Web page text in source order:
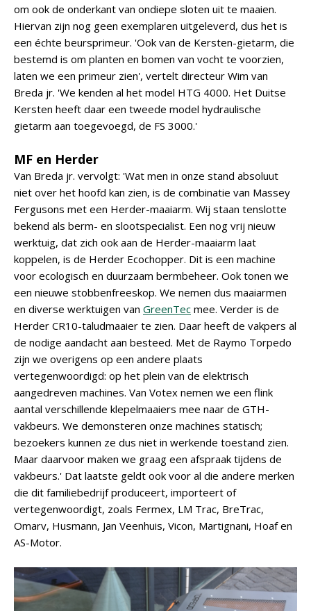
om ook de onderkant van ondiepe sloten uit te maaien.
Hiervan zijn nog geen exemplaren uitgeleverd, dus het is
een échte beursprimeur. 'Ook van de Kersten-gietarm, die
bestemd is om planten en bomen van vocht te voorzien,
laten we een primeur zien', vertelt directeur Wim van
Breda jr. 'We kenden al het model HTG 4000. Het Duitse
Kersten heeft daar een tweede model hydraulische
gietarm aan toegevoegd, de FS 3000.'
MF en Herder
Van Breda jr. vervolgt: 'Wat men in onze stand absoluut
niet over het hoofd kan zien, is de combinatie van Massey
Fergusons met een Herder-maaiarm. Wij staan tenslotte
bekend als berm- en slootspecialist. Een nog vrij nieuw
werktuig, dat zich ook aan de Herder-maaiarm laat
koppelen, is de Herder Ecochopper. Dit is een machine
voor ecologisch en duurzaam bermbeheer. Ook tonen we
een nieuwe stobbenfreeskop. We nemen dus maaiarmen
en diverse werktuigen van GreenTec mee. Verder is de
Herder CR10-taludmaaier te zien. Daar heeft de vakpers al
de nodige aandacht aan besteed. Met de Raymo Torpedo
zijn we overigens op een andere plaats
vertegenwoordigd: op het plein van de elektrisch
aangedreven machines. Van Votex nemen we een flink
aantal verschillende klepelmaaiers mee naar de GTH-
vakbeurs. We demonsteren onze machines statisch;
bezoekers kunnen ze dus niet in werkende toestand zien.
Maar daarvoor maken we graag een afspraak tijdens de
vakbeurs.' Dat laatste geldt ook voor al die andere merken
die dit familiebedrijf produceert, importeert of
vertegenwoordigt, zoals Fermex, LM Trac, BreTrac,
Omarv, Husmann, Jan Veenhuis, Vicon, Martignani, Hoaf en
AS-Motor.